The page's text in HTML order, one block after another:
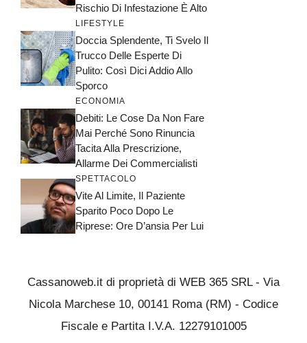
Rischio Di Infestazione È Alto
LIFESTYLE
Doccia Splendente, Ti Svelo Il
Trucco Delle Esperte Di
Pulito: Così Dici Addio Allo
Sporco
ECONOMIA
Debiti: Le Cose Da Non Fare
Mai Perché Sono Rinuncia
Tacita Alla Prescrizione,
Allarme Dei Commercialisti
SPETTACOLO
Vite Al Limite, Il Paziente
Sparito Poco Dopo Le
Riprese: Ore D’ansia Per Lui
Cassanoweb.it di proprietà di WEB 365 SRL - Via
Nicola Marchese 10, 00141 Roma (RM) - Codice
Fiscale e Partita I.V.A. 12279101005